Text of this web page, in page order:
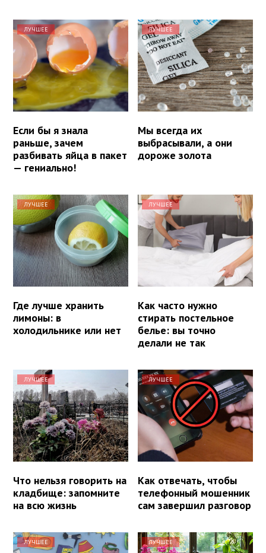
ЛУЧШЕЕ
Если бы я знала
раньше, зачем
разбивать яйца в пакет
— гениально!
ЛУЧШЕЕ
Мы всегда их
выбрасывали, а они
дороже золота
ЛУЧШЕЕ
Где лучше хранить
лимоны: в
холодильнике или нет
ЛУЧШЕЕ
Как часто нужно
стирать постельное
белье: вы точно
делали не так
ЛУЧШЕЕ
Что нельзя говорить на
кладбище: запомните
на всю жизнь
ЛУЧШЕЕ
Как отвечать, чтобы
телефонный мошенник
сам завершил разговор
ЛУЧШЕЕ ЛУЧШЕЕ